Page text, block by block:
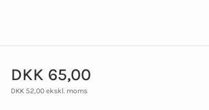
DKK 65,00
DKK 52,00 ekskl. moms